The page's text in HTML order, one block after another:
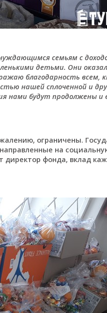
семьям с
детьми. Они
благодарность всем,
нашей сплоченной и
нами будут продолжены и
ограничены.
на
фонда, вклад